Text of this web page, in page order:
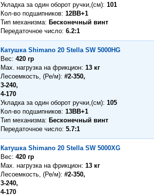
Укладка за один оборот ручки,(см) 101
Кол-во подшипников 12BB+1
Тип механизма
Бесконечный винт
Передаточное число 6.2:1
Катушка Shimano 20 Stella SW 5000HG
Вес
420 гр
Max. нагрузка на фрикцион 13 кг
Лесоемкость, (Ре/м) #2-350,
3-240,
4-170
Укладка за один оборот ручки,(см) 105
Кол-во подшипников 13BB+1
Тип механизма
Бесконечный винт
Передаточное число 5.7:1
Катушка Shimano 20 Stella SW 5000XG
Вес
420 гр
Max. нагрузка на фрикцион 13 кг
Лесоемкость, (Ре/м) #2-350,
3-240,
4-170